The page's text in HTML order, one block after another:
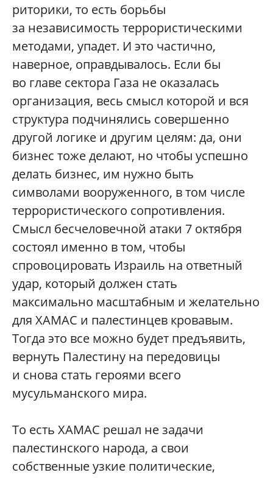
риторики, то есть борьбы
за независимость террористическими
методами, упадет. И это частично,
наверное, оправдывалось. Если бы
во главе сектора Газа не оказалась
организация, весь смысл которой и вся
структура подчинялись совершенно
другой логике и другим целям: да, они
бизнес тоже делают, но чтобы успешно
делать бизнес, им нужно быть
символами вооруженного, в том числе
террористического сопротивления.
Смысл бесчеловечной атаки 7 октября
состоял именно в том, чтобы
спровоцировать Израиль на ответный
удар, который должен стать
максимально масштабным и желательно
для ХАМАС и палестинцев кровавым.
Тогда это все можно будет предъявить,
вернуть Палестину на передовицы
и снова стать героями всего
мусульманского мира.
То есть ХАМАС решал не задачи
палестинского народа, а свои
собственные узкие политические,